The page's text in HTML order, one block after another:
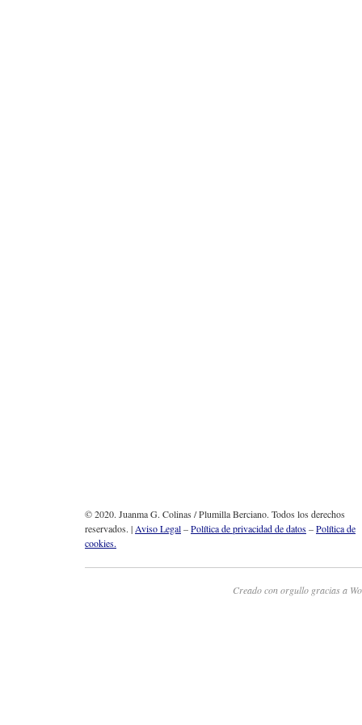
© 2020. Juanma G. Colinas / Plumilla Berciano. Todos los derechos
reservados. |Aviso Legal–Política de privacidad de datos–Política de
cookies.
Creado con orgullo gracias a